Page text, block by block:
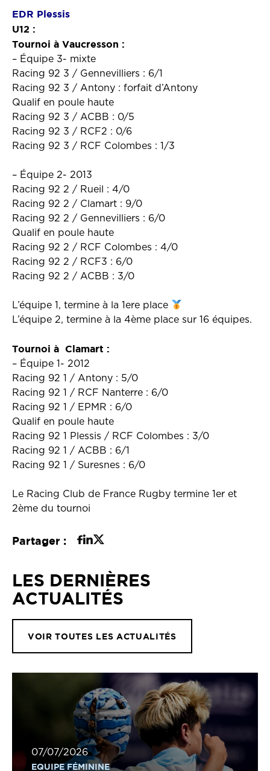
EDR Plessis
U12 :
Tournoi à Vaucresson :
– Équipe 3- mixte
Racing 92 3 / Gennevilliers : 6/1
Racing 92 3 / Antony : forfait d’Antony
Qualif en poule haute
Racing 92 3 / ACBB : 0/5
Racing 92 3 / RCF2 : 0/6
Racing 92 3 / RCF Colombes : 1/3
– Équipe 2- 2013
Racing 92 2 / Rueil : 4/0
Racing 92 2 / Clamart : 9/0
Racing 92 2 / Gennevilliers : 6/0
Qualif en poule haute
Racing 92 2 / RCF Colombes : 4/0
Racing 92 2 / RCF3 : 6/0
Racing 92 2 / ACBB : 3/0
L’équipe 1, termine à la 1ere place
L’équipe 2, termine à la 4ème place sur 16 équipes.
Tournoi à Clamart :
– Équipe 1- 2012
Racing 92 1 / Antony : 5/0
Racing 92 1 / RCF Nanterre : 6/0
Racing 92 1 / EPMR : 6/0
Qualif en poule haute
Racing 92 1 Plessis / RCF Colombes : 3/0
Racing 92 1 / ACBB : 6/1
Racing 92 1 / Suresnes : 6/0
Le Racing Club de France Rugby termine 1er et
2ème du tournoi
Partager :
LES DERNIÈRES
ACTUALITÉS
VOIR TOUTES LES ACTUALITÉS
07/07/2026
EQUIPE FÉMININE